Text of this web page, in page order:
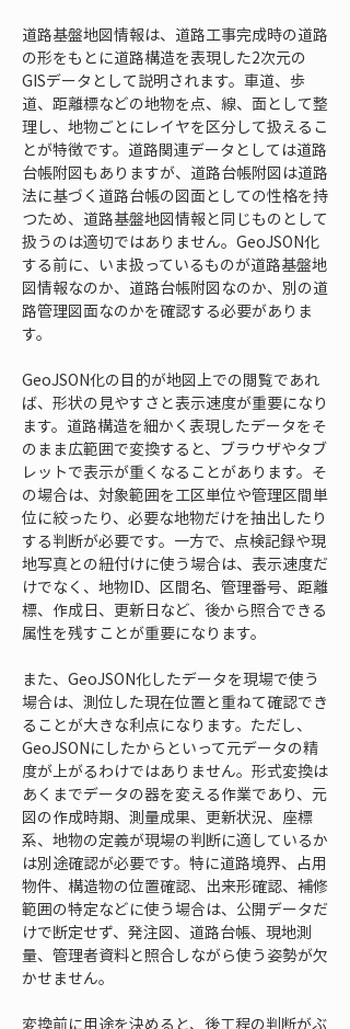
道路基盤地図情報は、道路工事完成時の道路
の形をもとに道路構造を表現した2次元の
GISデータとして説明されます。車道、歩
道、距離標などの地物を点、線、面として整
理し、地物ごとにレイヤを区分して扱えるこ
とが特徴です。道路関連データとしては道路
台帳附図もありますが、道路台帳附図は道路
法に基づく道路台帳の図面としての性格を持
つため、道路基盤地図情報と同じものとして
扱うのは適切ではありません。GeoJSON化
する前に、いま扱っているものが道路基盤地
図情報なのか、道路台帳附図なのか、別の道
路管理図面なのかを確認する必要がありま
す。
GeoJSON化の目的が地図上での閲覧であれ
ば、形状の見やすさと表示速度が重要になり
ます。道路構造を細かく表現したデータをそ
のまま広範囲で変換すると、ブラウザやタブ
レットで表示が重くなることがあります。そ
の場合は、対象範囲を工区単位や管理区間単
位に絞ったり、必要な地物だけを抽出したり
する判断が必要です。一方で、点検記録や現
地写真との紐付けに使う場合は、表示速度だ
けでなく、地物ID、区間名、管理番号、距離
標、作成日、更新日など、後から照合できる
属性を残すことが重要になります。
また、GeoJSON化したデータを現場で使う
場合は、測位した現在位置と重ねて確認でき
ることが大きな利点になります。ただし、
GeoJSONにしたからといって元データの精
度が上がるわけではありません。形式変換は
あくまでデータの器を変える作業であり、元
図の作成時期、測量成果、更新状況、座標
系、地物の定義が現場の判断に適しているか
は別途確認が必要です。特に道路境界、占用
物件、構造物の位置確認、出来形確認、補修
範囲の特定などに使う場合は、公開データだ
けで断定せず、発注図、道路台帳、現地測
量、管理者資料と照合しながら使う姿勢が欠
かせません。
変換前に用途を決めると、後工程の判断がぶ